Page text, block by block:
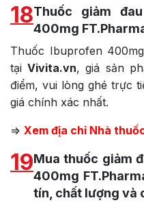
18Thuốc giảm
400mg
Thuốc Ibuprofen
tạiVivita.vn, giá sản
điểm, vui lòng ghé trực
giá chính xác nhất.
=> Xem địa chỉ Nhà
19Mua thuốc giảm
400mg
tín, chất lượng và